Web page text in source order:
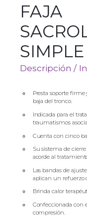
FAJA
Descripción /
Presta soporte
baja del tronco.
Indicada para el
traumatismos
Cuenta con cinco
Su sistema de
acorde al
Las bandas de
aplican un refuerzo
Brinda calor
Confeccionada con
compresión.